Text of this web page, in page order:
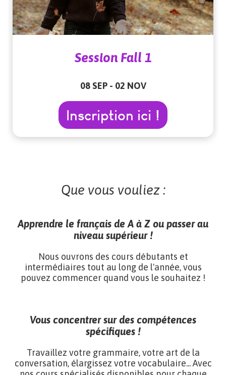
Session Fall 1
08 SEP - 02 NOV
Inscription ici !
Que vous vouliez :
Apprendre le français de A à Z ou passer au
niveau supérieur !
Nous ouvrons des cours débutants et
intermédiaires tout au long de l'année, vous
pouvez commencer quand vous le souhaitez !
Vous concentrer sur des compétences
spécifiques !
Travaillez votre grammaire, votre art de la
conversation, élargissez votre vocabulaire... Avec